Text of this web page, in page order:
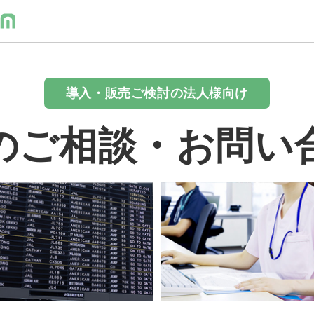
導入・販売ご検討の法人様向け
ご相談・お問い